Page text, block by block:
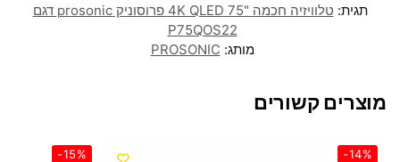
תגית:
טלוויזיה חכמה "75 4K QLED פרוסוניק prosonic דגם
P75QOS22
מותג: PROSONIC
מוצרים קשורים
-14%
-15%